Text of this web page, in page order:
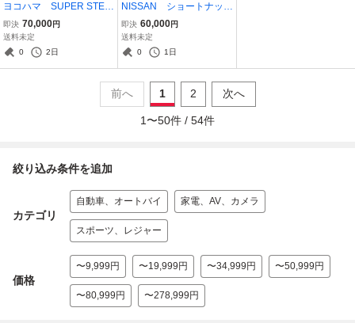
ヨコハマ SUPER STEE
L RY108A 2025年9週
製造 195/85R15 113/11
1L LT 7本セット 新車外
即決 70,000円
送料未定
0
2日
NISSAN ショートナック
ル ハブ付き 左右 40~
45㎜ショート キャンバ
ー1度増し？ Y51 V37 Z
即決 60,000円
送料未定
0
1日
前へ 1 2 次へ
1 〜50件 / 54件
絞り込み条件を追加
カテゴリ
自動車、オートバイ 家電、AV、カメラ
スポーツ、レジャー
価格
〜9,999円 〜19,999円 〜34,999円 〜50,999円
〜80,999円 〜278,999円